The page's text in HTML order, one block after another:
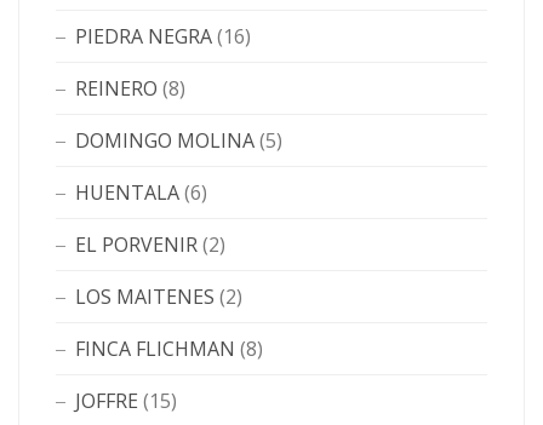
PIEDRA NEGRA(16)
REINERO (8)
DOMINGO MOLINA(5)
HUENTALA(6)
EL PORVENIR(2)
LOS MAITENES (2)
FINCA FLICHMAN (8)
JOFFRE (15)